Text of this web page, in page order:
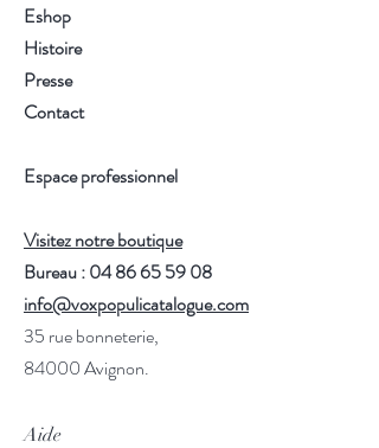
Eshop
Histoire
Presse
Contact
Espace professionnel
Visitez notre boutique
Bureau : 04 86 65 59 08
info@voxpopulicatalogue.com
35 rue bonneterie,
84000 Avignon.
Aide